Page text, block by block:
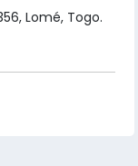
Lomé, Togo.